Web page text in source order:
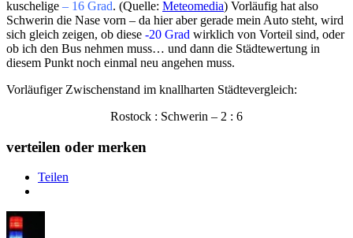
kuschelige – 16 Grad. (Quelle: Meteomedia) Vorläufig hat also
Schwerin die Nase vorn – da hier aber gerade mein Auto steht, wird
sich gleich zeigen, ob diese -20 Grad wirklich von Vorteil sind, oder
ob ich den Bus nehmen muss… und dann die Städtewertung in
diesem Punkt noch einmal neu angehen muss.
Vorläufiger Zwischenstand im knallharten Städtevergleich:
Rostock : Schwerin – 2 : 6
verteilen oder merken
Teilen